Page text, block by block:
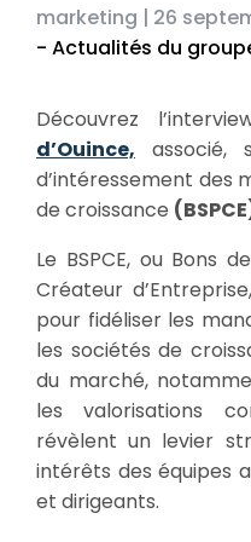
marketing | 26
- Actualités du
Découvrez
d’Ouince, associé,
d’intéressement des
de croissance
Le BSPCE, ou Bons
Créateur
pour fidéliser les
les sociétés de
du marché,
les valorisations
révèlent un levier
intérêts des équipes
et dirigeants.